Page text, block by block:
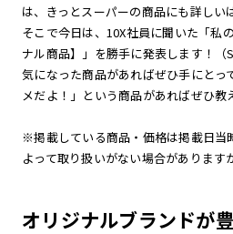
は、きっとスーパーの商品にも詳しい
そこで今日は、10X社員に聞いた「私
ナル商品】」を勝手に発表します！（
気になった商品があればぜひ手にとっ
メだよ！」という商品があればぜひ教
※掲載している商品・価格は掲載日当
よって取り扱いがない場合があります
オリジナルブランドが